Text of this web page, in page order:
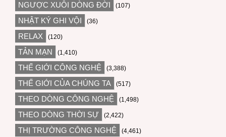
NGƯỢC XUÔI DÒNG ĐỜI (107)
NHẬT KÝ GHI VỘI (36)
RELAX (120)
TẢN MẠN (1,410)
THẾ GIỚI CÔNG NGHỆ (3,388)
THẾ GIỚI CỦA CHÚNG TA (517)
THEO DÒNG CÔNG NGHỆ (1,498)
THEO DÒNG THỜI SỰ (2,422)
THỊ TRƯỜNG CÔNG NGHỆ (4,461)